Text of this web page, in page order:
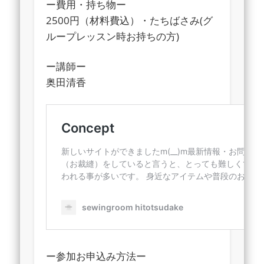
ー費用・持ち物ー
2500円（材料費込）・たちばさみ(グ
ループレッスン時お持ちの方)
ー講師ー
奥田清香
ー参加お申込み方法ー